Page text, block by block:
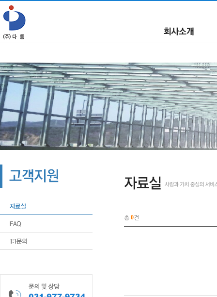
총 0건